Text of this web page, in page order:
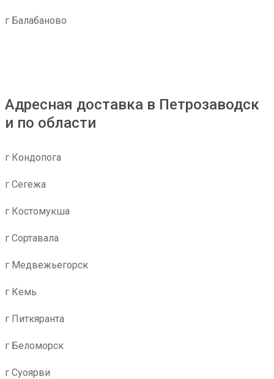
г Балабаново
Адресная доставка в Петрозаводск
и по области
г Кондопога
г Сегежа
г Костомукша
г Сортавала
г Медвежьегорск
г Кемь
г Питкяранта
г Беломорск
г Суоярви